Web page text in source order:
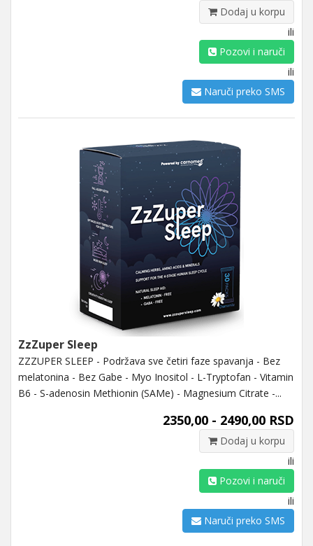
Dodaj u korpu
ili
Pozovi i naruči
ili
Naruči preko SMS
ZzZuper Sleep
ZZZUPER SLEEP - Podržava sve četiri faze spavanja - Bez
melatonina - Bez Gabe - Myo Inositol - L-Tryptofan - Vitamin
B6 - S-adenosin Methionin (SAMe) - Magnesium Citrate -...
2350,00 - 2490,00 RSD
Dodaj u korpu
ili
Pozovi i naruči
ili
Naruči preko SMS